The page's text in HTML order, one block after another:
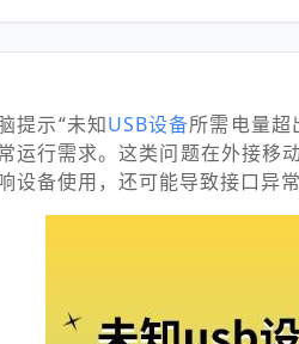
提示“未知USB设备所需电量超
运行需求。这类问题在外接移
设备使用，还可能导致接口异